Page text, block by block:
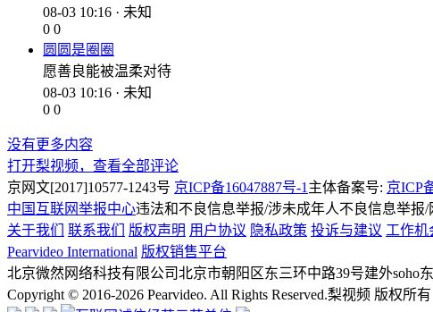
08-03 10:16 · 未知
0 0
圆圆是圈圈
愿善良能被温柔对待
08-03 10:16 · 未知
0 0
没有更多内容
打开梨视频，查看全部评论
京网文[2017]10577-1243号 京ICP备16047887号-1 主体备案号: 京ICP
中国互联网举报中心违法和不良信息举报/涉未成年人不良信息举报
关于我们
联系我们 版权声明 用户协议 隐私政策 投诉与建议 工作机
Pearvideo International 版权销售平台
北京微然网络科技有限公司北京市朝阳区东三环中路39号建外soho
Copyright © 2016-2026 Pearvideo. All Rights Reserved.梨视频 版权所有